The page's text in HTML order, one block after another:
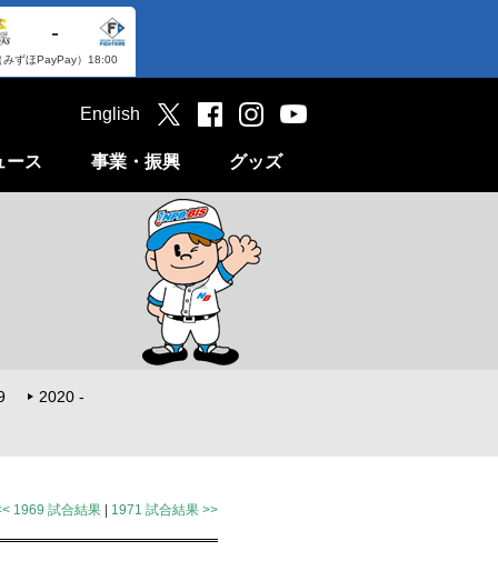
-
みずほPayPay） 18:00
ース 事業・振興 グッズ
English
2020 -
1969 試合結果
1971 試合結果 >>